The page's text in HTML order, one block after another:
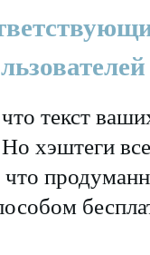
текст
хэштеги